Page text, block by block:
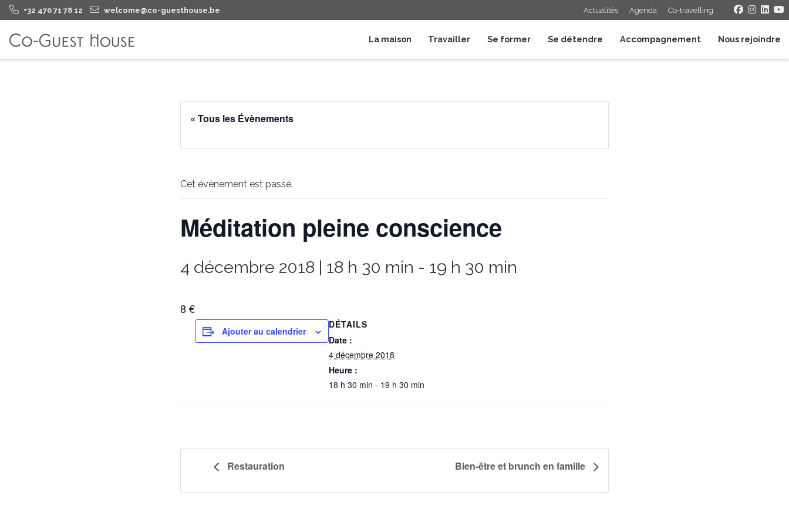
+32 470 71 78 12 welcome@co-guesthouse.be Actualités Agenda Co-travelling
La maison Travailler Se former Se détendre Accompagnement Nous rejoindre
« Tous les Évènements
Cet évènement est passé.
Méditation pleine conscience
4 décembre 2018 | 18 h 30 min - 19 h 30 min
8 €
Ajouter au calendrier
DÉTAILS
Date :
4 décembre 2018
Heure :
18 h 30 min - 19 h 30 min
Restauration Bien-être et brunch en famille